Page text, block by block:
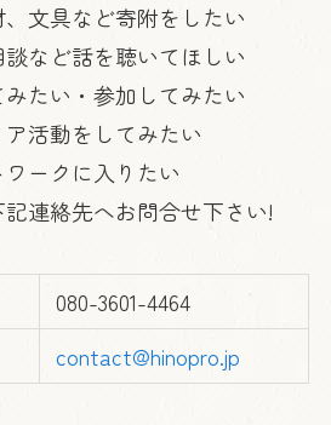
文具など寄附をしたい
など話を聴いてほしい
たい・参加してみたい
活動をしてみたい
ークに入りたい
連絡先へお問合せ下さい!
080-3601-4464
contact@hinopro.jp